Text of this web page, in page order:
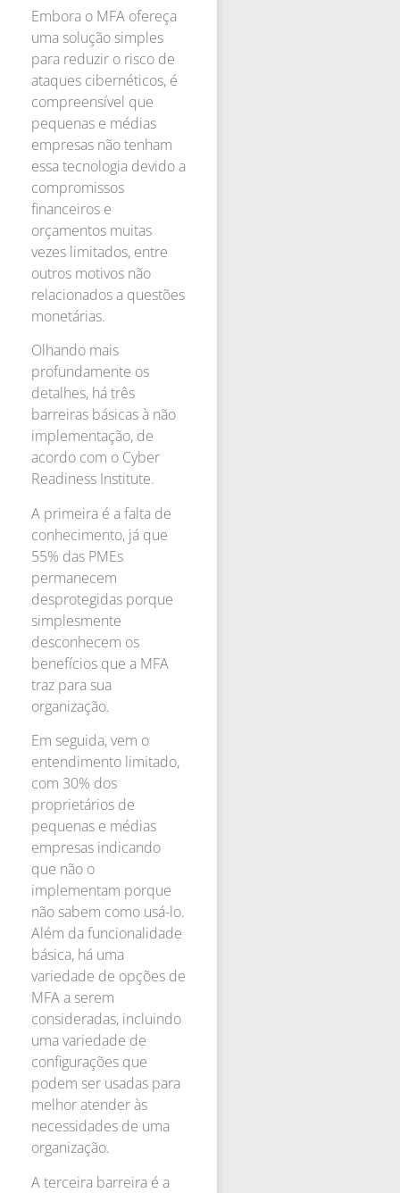
Embora o MFA ofereça
uma solução simples
para reduzir o risco de
ataques cibernéticos, é
compreensível que
pequenas e médias
empresas não tenham
essa tecnologia devido a
compromissos
financeiros e
orçamentos muitas
vezes limitados, entre
outros motivos não
relacionados a questões
monetárias.
Olhando mais
profundamente os
detalhes, há três
barreiras básicas à não
implementação, de
acordo com o Cyber ​​​​
Readiness Institute.
A primeira é a falta de
conhecimento, já que
55% das PMEs
permanecem
desprotegidas porque
simplesmente
desconhecem os
benefícios que a MFA
traz para sua
organização.
Em seguida, vem o
entendimento limitado,
com 30% dos
proprietários de
pequenas e médias
empresas indicando
que não o
implementam porque
não sabem como usá-lo.
Além da funcionalidade
básica, há uma
variedade de opções de
MFA a serem
consideradas, incluindo
uma variedade de
configurações que
podem ser usadas para
melhor atender às
necessidades de uma
organização.
A terceira barreira é a